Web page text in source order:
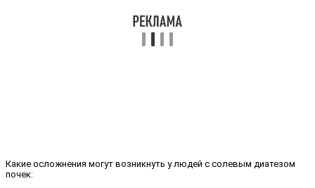
Какие осложнения могут возникнуть у людей с солевым диатезом
почек: